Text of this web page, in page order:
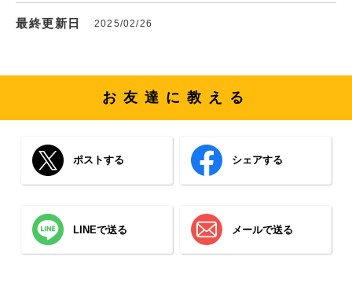
最終更新日 2025/02/26
お友達に教える
ポストする シェアする
LINEで送る メールで送る